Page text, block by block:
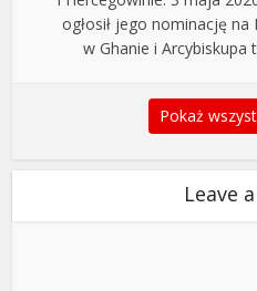
ogłosił jego nominację
w Ghanie i
Pokaż
Leave